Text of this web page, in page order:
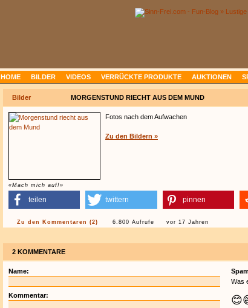
HOME BILDER VIDEOS VERRÜCKTE PRODUKTE AUKTIONEN
Bilder MORGENSTUND RIECHT AUS DEM MUND
«Mach mich auf!»
Fotos nach dem Aufwachen
Zu den Bildern »
teilen twittern pinnen
Zu den Kommentaren (2) 6.800 Aufrufe vor 17 Jahren
2 KOMMENTARE
Was
😊
Name:
Kommentar: